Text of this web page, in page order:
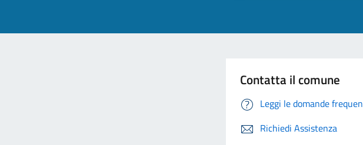
Contatta il comune
Leggi le domande
Richiedi Assistenza